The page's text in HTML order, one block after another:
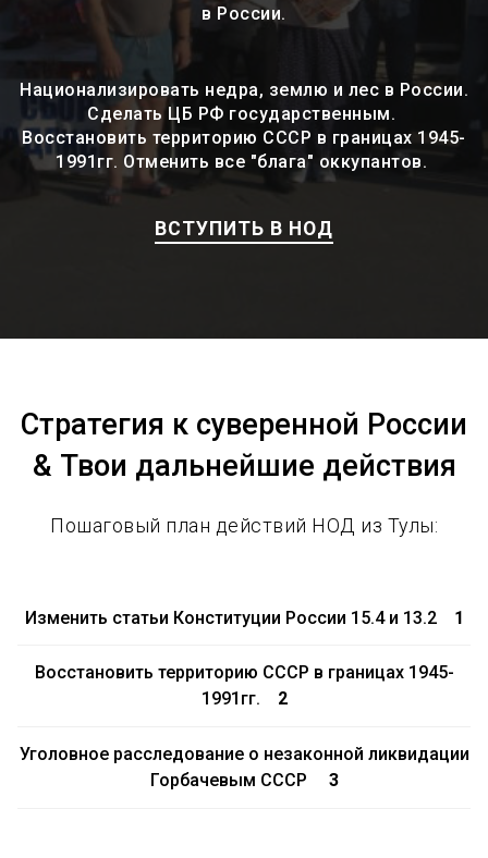
в России.
Национализировать недра, землю и лес в России.
Сделать ЦБ РФ государственным.
Восстановить территорию СССР в границах 1945-
1991гг. Отменить все "блага" оккупантов.
ВСТУПИТЬ В НОД
Стратегия к суверенной России
& Твои дальнейшие действия
Пошаговый план действий НОД из Тулы:
Изменить статьи Конституции России 15.4 и 13.2 1
Восстановить территорию СССР в границах 1945-
1991гг.
2
Уголовное расследование о незаконной ликвидации
Горбачевым СССР
3